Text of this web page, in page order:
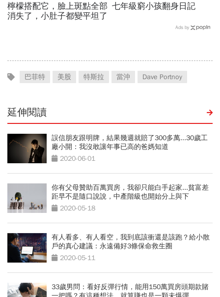
檸檬搭配它，臉上斑點全部
消失了，小肚子都變平坦了
七年級窮小孩翻身日記
Ads by
巴菲特 美股 特斯拉 當沖 Dave Portnoy
延伸閱讀
誤信朋友跟明牌，結果幾週就賠了300多萬...30歲工
廠小開：我沒敢讓年事已高的爸媽知道
2020-06-01
你有父母贊助百萬買房，我卻只能白手起家...貧富差
距早不是隨口說說，中產階級也開始分上與下
2020-05-18
有人看多、有人看空，我到底該衝還是該跑？給小散
戶的真心建議：永遠備好3條保命救生圈
2020-05-11
33歲男問：看好反彈行情，能用150萬買房頭期款賭